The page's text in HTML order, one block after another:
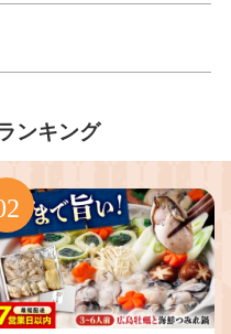
ンキング